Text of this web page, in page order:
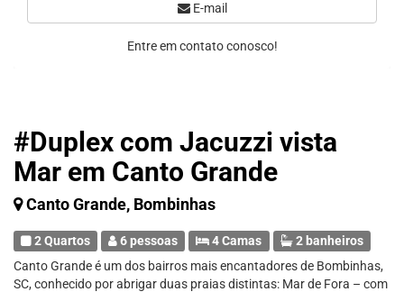
#Duplex com Jacuzzi vista
Mar em Canto Grande
Canto Grande, Bombinhas
2 Quartos 6 pessoas 4 Camas
2 banheiros
Canto Grande é um dos bairros mais encantadores de Bombinhas,
SC, conhecido por abrigar duas praias distintas: Mar de Fora – com
E-mail
Entre em contato conosco!